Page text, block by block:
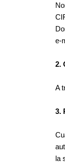
e-
2.
A
3.
la